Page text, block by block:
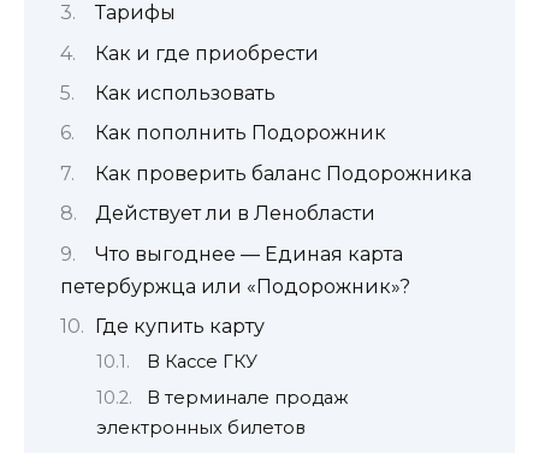
Тарифы
Как и где приобрести
Как использовать
Как пополнить Подорожник
Как проверить баланс Подорожника
Действует ли в Ленобласти
Что выгоднее — Единая карта
петербуржца или «Подорожник»?
Где купить карту
В Кассе ГКУ
В терминале продаж
электронных билетов